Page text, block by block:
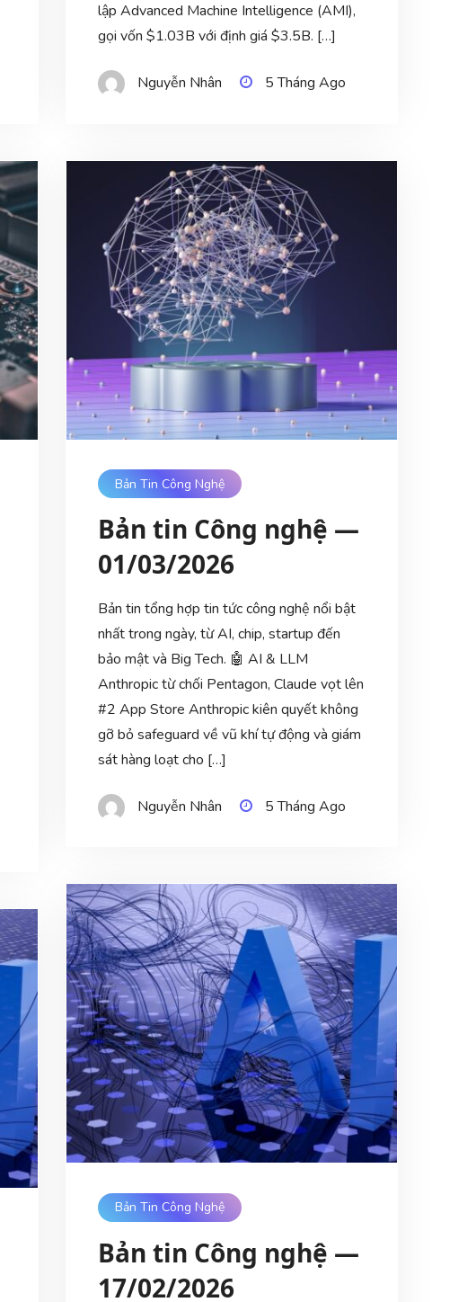
lập Advanced Machine Intelligence (AMI),
gọi vốn $1.03B với định giá $3.5B. […]
Nguyễn Nhân 5 Tháng Ago
Bản Tin Công Nghệ
Bản tin Công nghệ —
01/03/2026
Bản tin tổng hợp tin tức công nghệ nổi bật
nhất trong ngày, từ AI, chip, startup đến
bảo mật và Big Tech. 🤖 AI & LLM
Anthropic từ chối Pentagon, Claude vọt lên
#2 App Store Anthropic kiên quyết không
gỡ bỏ safeguard về vũ khí tự động và giám
sát hàng loạt cho […]
Nguyễn Nhân 5 Tháng Ago
Bản Tin Công Nghệ
Bản tin Công nghệ —
17/02/2026